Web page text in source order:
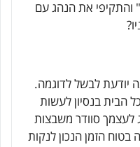
והתקיפי את הנהג עם
יודעת לבשל לדוגמה.
הבית בנסיון לעשות
לעצמך סוודר משבצות
וזה בטוח הזמן הנכון לנקות